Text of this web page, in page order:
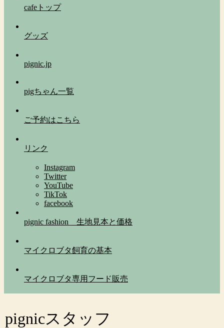
cafeトップ
グッズ
pignic.jp
pigちゃん一覧
ご予約はこちら
リンク
Instagram
Twitter
YouTube
TikTok
facebook
pignic fashion 生地見本と価格
マイクロブタ飼育の基本
マイクロブタ専用フード販売
pignicスタッフ